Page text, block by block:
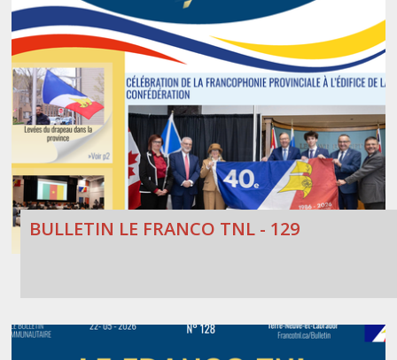
BULLETIN LE FRANCO TNL - 129